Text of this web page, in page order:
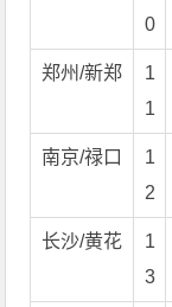
0
郑州/新郑
1
1
南京/禄口
1
2
长沙/黄花
1
3